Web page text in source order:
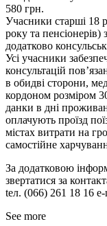
580 грн.
Учасники старші 18
року та
додатково
Усі учасники
консультацій
в обидві сторони,
кордоном розміром
данки в дні
оплачують проїзд
містах витрати на
самостійне
За додатковою
звертатися за
tел. (066) 261 18 16
See more